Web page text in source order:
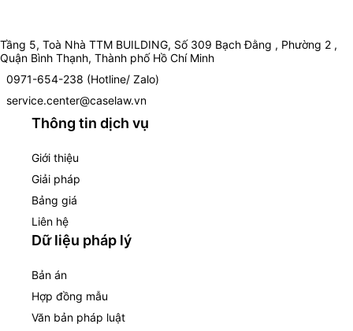
Tầng 5, Toà Nhà TTM BUILDING, Số 309 Bạch Đằng , Phường 2 ,
Quận Bình Thạnh, Thành phố Hồ Chí Minh
0971-654-238 (Hotline/ Zalo)
service.center@caselaw.vn
Thông tin dịch vụ
Giới thiệu
Giải pháp
Bảng giá
Liên hệ
Dữ liệu pháp lý
Bản án
Hợp đồng mẫu
Văn bản pháp luật